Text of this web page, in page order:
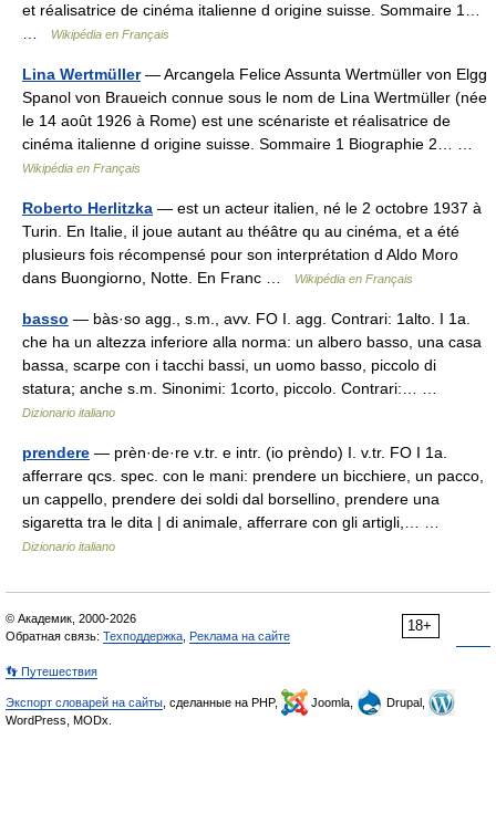
et réalisatrice de cinéma italienne d origine suisse. Sommaire 1…
Wikipédia en Français
Lina Wertmüller— Arcangela Felice Assunta Wertmüller von Elgg
Spanol von Braueich connue sous le nom de Lina Wertmüller (née
le 14 août 1926 à Rome) est une scénariste et réalisatrice de
cinéma italienne d origine suisse. Sommaire 1 Biographie 2… …
Wikipédia en Français
Roberto Herlitzka — est un acteur italien, né le 2 octobre 1937 à
Turin. En Italie, il joue autant au théâtre qu au cinéma, et a été
plusieurs fois récompensé pour son interprétation d Aldo Moro
dans Buongiorno, Notte. En Franc …
Wikipédia en Français
basso — bàs·so agg., s.m., avv. FO I. agg. Contrari: 1alto. I 1a.
che ha un altezza inferiore alla norma: un albero basso, una casa
bassa, scarpe con i tacchi bassi, un uomo basso, piccolo di
statura; anche s.m. Sinonimi: 1corto, piccolo. Contrari:… …
Dizionario italiano
prendere — prèn·de·re v.tr. e intr. (io prèndo) I. v.tr. FO I 1a.
afferrare qcs. spec. con le mani: prendere un bicchiere, un pacco,
un cappello, prendere dei soldi dal borsellino, prendere una
sigaretta tra le dita | di animale, afferrare con gli artigli,… …
Dizionario italiano
18+
© Академик, 2000-2026
Обратная связь: Техподдержка Реклама на сайте
👣 Путешествия
Экспорт словарей на сайты , сделанные на PHP, Joomla,
Drupal,
WordPress, MODx.